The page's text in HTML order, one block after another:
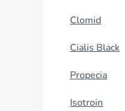
Clomid
Cialis Black
Propecia
Isotroin